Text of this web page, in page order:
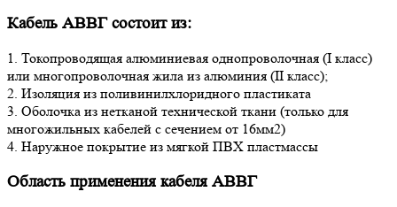
Кабель АВВГ состоит из:
1. Токопроводящая алюминиевая однопроволочная (I класс)
или многопроволочная жила из алюминия (II класс);
2. Изоляция из поливинилхлоридного пластиката
3. Оболочка из нетканой технической ткани (только для
многожильных кабелей с сечением от 16мм2)
4. Наружное покрытие из мягкой ПВХ пластмассы
Область применения кабеля АВВГ